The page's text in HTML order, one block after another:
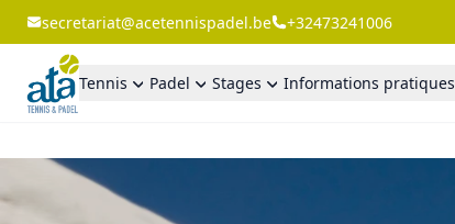
secretariat@acetennispadel.be +32473241006
Tennis Padel Stages Informations pratiques